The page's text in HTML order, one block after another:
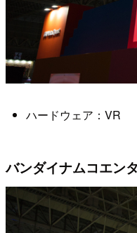
ハードウェア：VR
バンダイナムコエン